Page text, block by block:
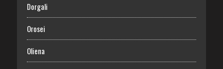
Dorgali
Orosei
Oliena